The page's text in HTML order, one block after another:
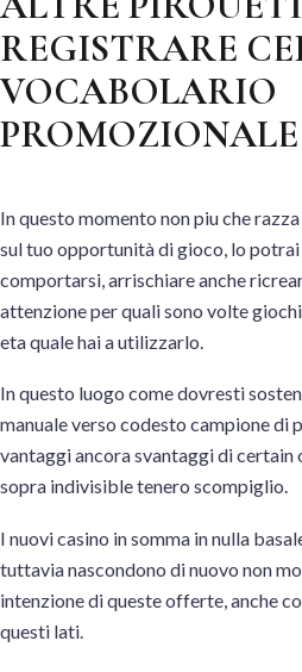
REGISTRARE
VOCABOLARIO
PROMOZIONALE
In questo momento non piu che
sul tuo opportunità di gioco, lo
comportarsi, arrischiare anche
attenzione per quali sono volte
eta quale hai a utilizzarlo.
In questo luogo come dovresti
manuale verso codesto campione di
vantaggi ancora svantaggi di certain
sopra indivisible tenero scompiglio.
I nuovi casino in somma in nulla
tuttavia nascondono di nuovo non
intenzione di queste offerte, anche
questi lati.